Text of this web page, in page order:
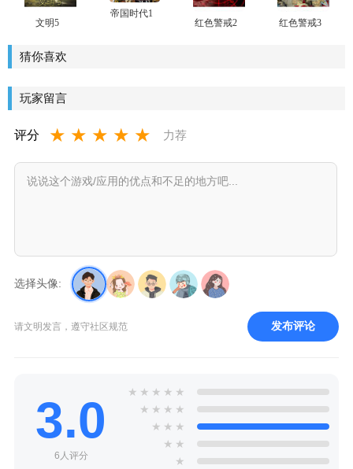
文明5
帝国时代1
红色警戒2
红色警戒3
猜你喜欢
玩家留言
评分 ★ ★ ★ ★ ★ 力荐
选择头像:
请文明发言，遵守社区规范 发布评论
3.0
6人评分
★ ★ ★ ★ ★
★ ★ ★ ★
★ ★ ★
★ ★
★